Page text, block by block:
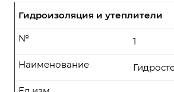
Гидроизоляция и утеплители
1
№
Наименование